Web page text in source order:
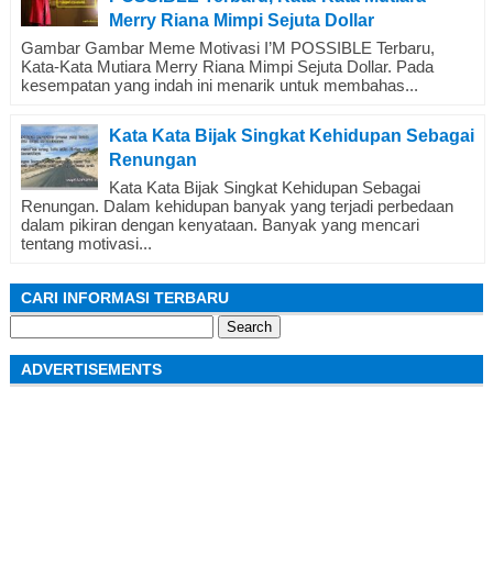
Merry Riana Mimpi Sejuta Dollar
Gambar Gambar Meme Motivasi I’M POSSIBLE Terbaru,
Kata-Kata Mutiara Merry Riana Mimpi Sejuta Dollar. Pada
kesempatan yang indah ini menarik untuk membahas...
Kata Kata Bijak Singkat Kehidupan Sebagai
Renungan
Kata Kata Bijak Singkat Kehidupan Sebagai
Renungan. Dalam kehidupan banyak yang terjadi perbedaan
dalam pikiran dengan kenyataan. Banyak yang mencari
tentang motivasi...
CARI INFORMASI TERBARU
for:
ADVERTISEMENTS